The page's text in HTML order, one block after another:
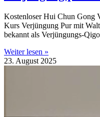
Kostenloser Hui Chun Gong
Kurs Verjüngung Pur mit
bekannt als Verjüngungs-
Weiter lesen »
23. August 2025